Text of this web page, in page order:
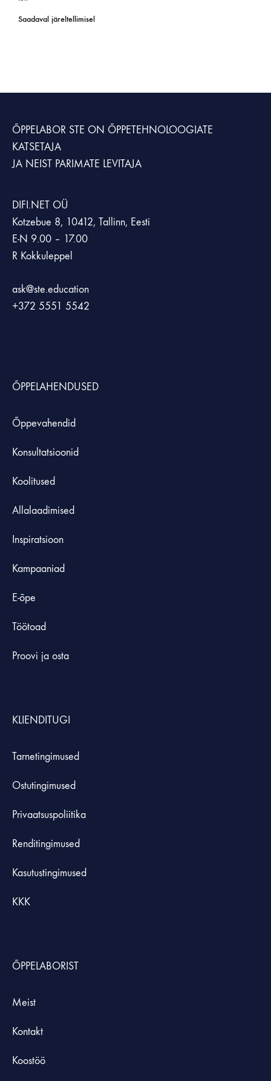
Saadaval järeltellimisel
ÕPPELABOR STE ON ÕPPETEHNOLOOGIATE
KATSETAJA
JA NEIST PARIMATE LEVITAJA
DIFI.NET OÜ
Kotzebue 8, 10412, Tallinn, Eesti
E-N 9.00 – 17.00
R Kokkuleppel
ask@ste.education
+372 5551 5542
ÕPPELAHENDUSED
Õppevahendid
Konsultatsioonid
Koolitused
Allalaadimised
Inspiratsioon
Kampaaniad
E-õpe
Töötoad
Proovi ja osta
KLIENDITUGI
Tarnetingimused
Ostutingimused
Privaatsuspoliitika
Renditingimused
Kasutustingimused
KKK
ÕPPELABORIST
Meist
Kontakt
Koostöö